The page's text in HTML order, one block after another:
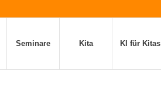
Seminare Kita KI für Kitas